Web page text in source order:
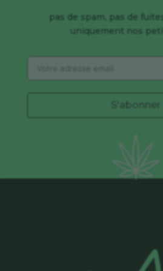
pas de spam, pas de
uniquement nos
S'abonner